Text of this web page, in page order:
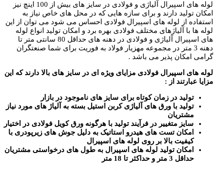
لوله های اسپیرال آلیاژی و فولادی در سایز های بیش از 100 اینچ نیز
امکان تولید دارند و برای سازه هایی که در محل های خاص نیاز به
استفاده از لوله های اسپیرال فولادی احساس می شود می توان از این
لوله ها با آلیاژهای مختلف فولادی بهره برد و امکان تولید انواع لوله
های اسپیرال آلیاژی و فولادی در دهنه های حداقل 80 سانتی متر تا
دهنه 3 متر در مجموعه مهزیار فولاد به فوریت برای شما صنعتگران
گرامی امکان پذیر می باشد .
لوله های اسپیرال فولادی مزایای ویژه ای در سایز های بالا دارند که این
مزایا عبارتند از :
تولید در زمان کوتاه برای سایز های ناموجود در بازار
تولید با ورق های آلیاژی کربن استیل بسته به آلیاژ های مورد نیاز
مشتریان
سایز متغییر در فرآیند تولید با هرگونه ورق کویل فولادی در اختیار
امکان تست های هیدرو استاتیک به دلیل جوش های زیرپودری با
کیفیت بالا بر روی لوله های اسپیرال
امکان تولید لوله های اسپیرال به طول های درخواستی مشتریان
حداقل 3 متر و حداکثر تا 18 متر